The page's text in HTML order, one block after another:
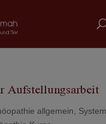
Aufstellungsarbeit
allgemein